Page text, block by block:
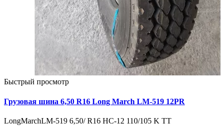
Быстрый просмотр
Грузовая шина 6,50 R16 Long March LM-519 12PR
LongMarchLM-519 6,50/ R16 HC-12 110/105 K TT